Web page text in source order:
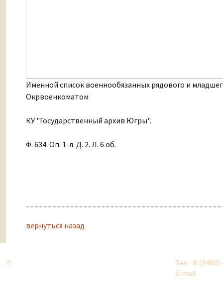
Именной список военнообязанных рядового и
Окрвоенкоматом
КУ "Государственный архив Югры".
Ф. 634. Оп. 1-л. Д. 2. Л. 6 об.
вернуться назад
©
Тел.: 8 (3466)
E-mail: